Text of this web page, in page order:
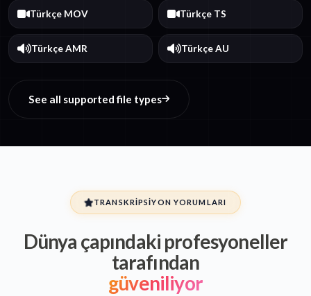
Türkçe MOV Türkçe TS
Türkçe AMR Türkçe AU
See all supported file types
TRANSKRIPSIYON YORUMLARI
Dünya çapındaki profesyoneller
tarafından
güveniliyor